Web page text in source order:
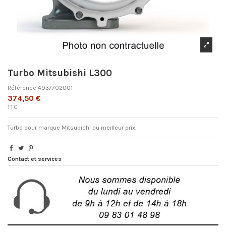
Turbo Mitsubishi L300
Référence 4937702001
374,50 €
TTC
Turbo pour marque Mitsubichi au meilleur prix.
Contact et services